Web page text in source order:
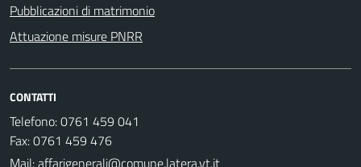
Pubblicazioni di matrimonio
Attuazione misure PNRR
CONTATTI
Telefono: 0761 459 041
Fax: 0761 459 476
Mail: affarigenerali@comune.latera.vt.it